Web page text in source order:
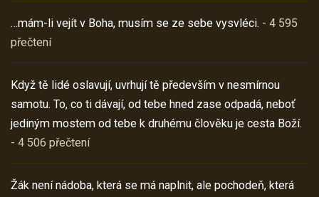
…mám-li vejít v Boha, musím se ze sebe vysvléci. - 4 595
přečtení
Když tě lidé oslavují, uvrhují tě především v nesmírnou
samotu. To, co ti dávají, od tebe hned zase odpadá, neboť
jediným mostem od tebe k druhému člověku je cesta Boží.
- 4 506 přečtení
Žák není nádoba, která se má naplnit, ale pochodeň, která